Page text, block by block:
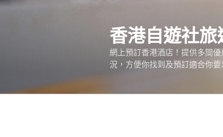
跳
香港自遊社旅
網上預訂香港酒店！提供多間
況，方便你找到及預訂適合你